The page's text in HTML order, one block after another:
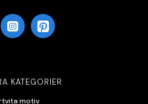
KATEGORIER
motiv